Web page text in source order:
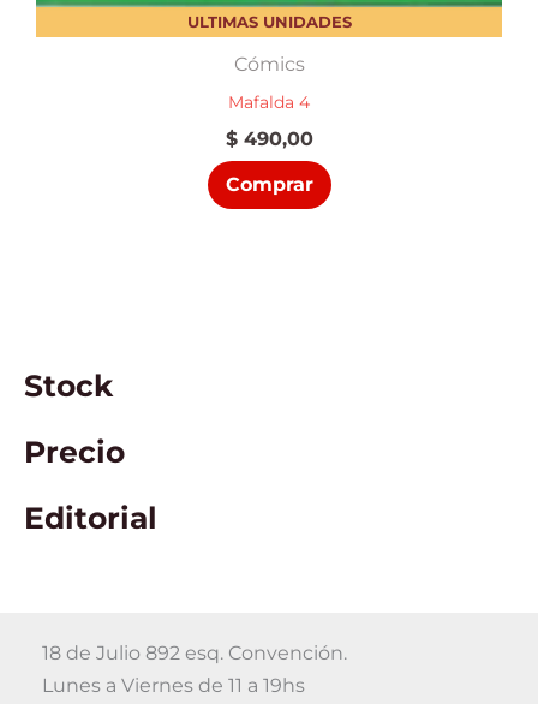
Stock
Precio
Editorial
ULTIMAS UNIDADES
Cómics
Mafalda 4
$490,00
Comprar
18 de Julio 892 esq. Convención.
Lunes a Viernes de 11 a 19hs